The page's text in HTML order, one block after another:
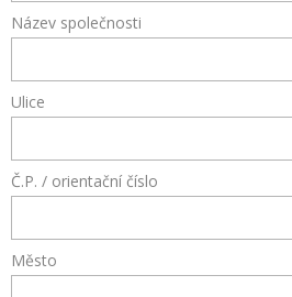
Název společnosti
Ulice
Č.P. / orientační číslo
Město